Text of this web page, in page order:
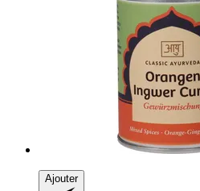
Ajouter